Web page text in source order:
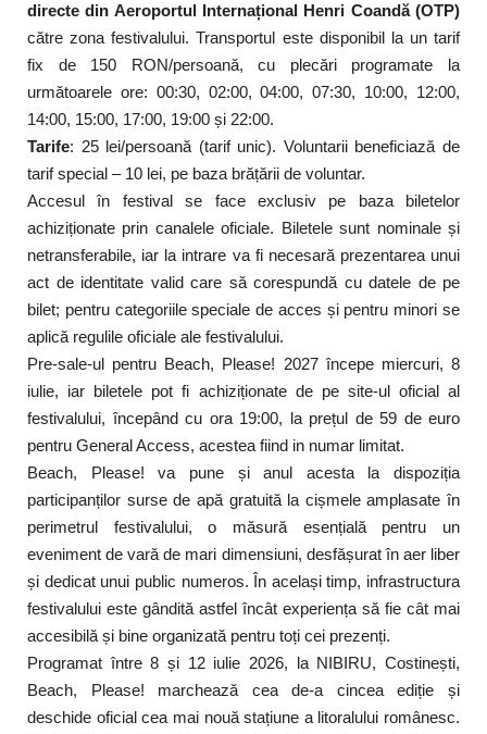
directe din Aeroportul Internațional Henri Coandă (OTP)
către zona festivalului. Transportul este disponibil la un tarif
fix de 150 RON/persoană, cu plecări programate la
următoarele ore: 00:30, 02:00, 04:00, 07:30, 10:00, 12:00,
14:00, 15:00, 17:00, 19:00 și 22:00.
Tarife: 25 lei/persoană (tarif unic). Voluntarii beneficiază de
tarif special – 10 lei, pe baza brățării de voluntar.
Accesul în festival se face exclusiv pe baza biletelor
achiziționate prin canalele oficiale. Biletele sunt nominale și
netransferabile, iar la intrare va fi necesară prezentarea unui
act de identitate valid care să corespundă cu datele de pe
bilet; pentru categoriile speciale de acces și pentru minori se
aplică regulile oficiale ale festivalului.
Pre-sale-ul pentru Beach, Please! 2027 începe miercuri, 8
iulie, iar biletele pot fi achiziționate de pe site-ul oficial al
festivalului, începând cu ora 19:00, la prețul de 59 de euro
pentru General Access, acestea fiind in numar limitat.
Beach, Please! va pune și anul acesta la dispoziția
participanților surse de apă gratuită la cișmele amplasate în
perimetrul festivalului, o măsură esențială pentru un
eveniment de vară de mari dimensiuni, desfășurat în aer liber
și dedicat unui public numeros. În același timp, infrastructura
festivalului este gândită astfel încât experiența să fie cât mai
accesibilă și bine organizată pentru toți cei prezenți.
Programat între 8 și 12 iulie 2026, la NIBIRU, Costinești,
Beach, Please! marchează cea de-a cincea ediție și
deschide oficial cea mai nouă stațiune a litoralului românesc.